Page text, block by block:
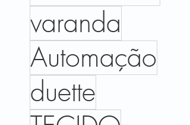
varanda
Automação
duette